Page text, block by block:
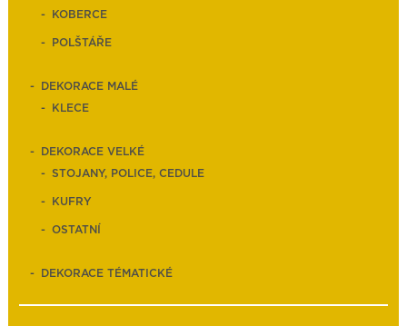
KOBERCE
POLŠTÁŘE
DEKORACE MALÉ
KLECE
DEKORACE VELKÉ
STOJANY, POLICE, CEDULE
KUFRY
OSTATNÍ
DEKORACE TÉMATICKÉ